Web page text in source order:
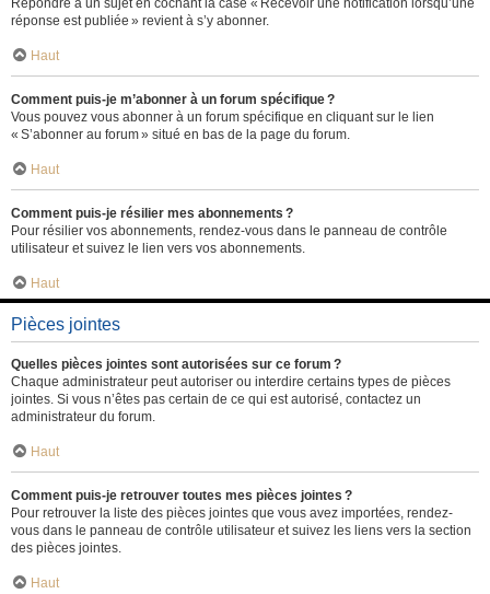
Répondre à un sujet en cochant la case « Recevoir une notification lorsqu’une
réponse est publiée » revient à s’y abonner.
Haut
Comment puis-je m’abonner à un forum spécifique ?
Vous pouvez vous abonner à un forum spécifique en cliquant sur le lien
« S’abonner au forum » situé en bas de la page du forum.
Haut
Comment puis-je résilier mes abonnements ?
Pour résilier vos abonnements, rendez-vous dans le panneau de contrôle
utilisateur et suivez le lien vers vos abonnements.
Haut
Pièces jointes
Quelles pièces jointes sont autorisées sur ce forum ?
Chaque administrateur peut autoriser ou interdire certains types de pièces
jointes. Si vous n’êtes pas certain de ce qui est autorisé, contactez un
administrateur du forum.
Haut
Comment puis-je retrouver toutes mes pièces jointes ?
Pour retrouver la liste des pièces jointes que vous avez importées, rendez-
vous dans le panneau de contrôle utilisateur et suivez les liens vers la section
des pièces jointes.
Haut